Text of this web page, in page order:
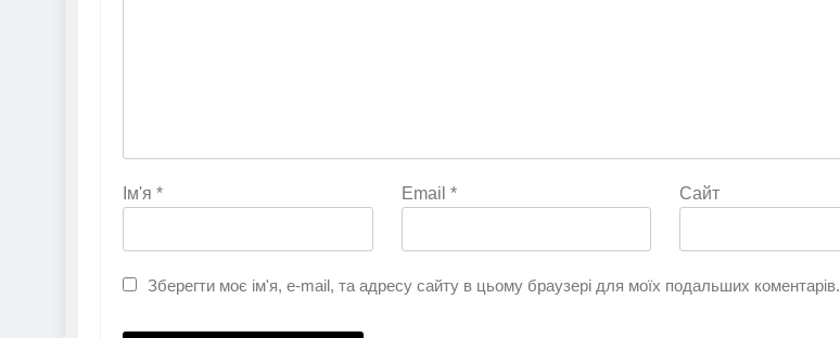
Ім'я * Email * Сайт
Зберегти моє ім'я, e-mail, та адресу сайту в цьому браузері для моїх подальших коментарів.